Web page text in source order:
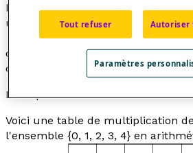
l'arithmétique élémentaire, sauf
utilisés ne peuvent être
Lorsqu'un résultat devrait être
divise ce résultat parnet on utilise
division comme résultat de
Exemple
Voici une table de multiplication
l'ensemble {0, 1, 2, 3, 4} en
Tout refuser Autoriser
Paramètres